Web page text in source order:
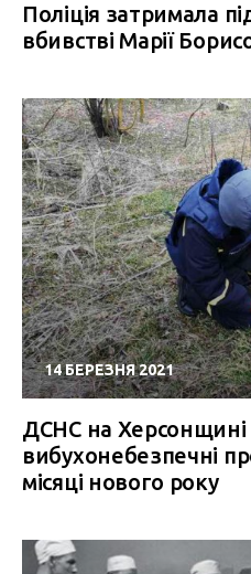
Поліція затримала
вбивстві Марії
14 БЕРЕЗНЯ 2021
ДСНС на
вибухонебезпечні
місяці нового року